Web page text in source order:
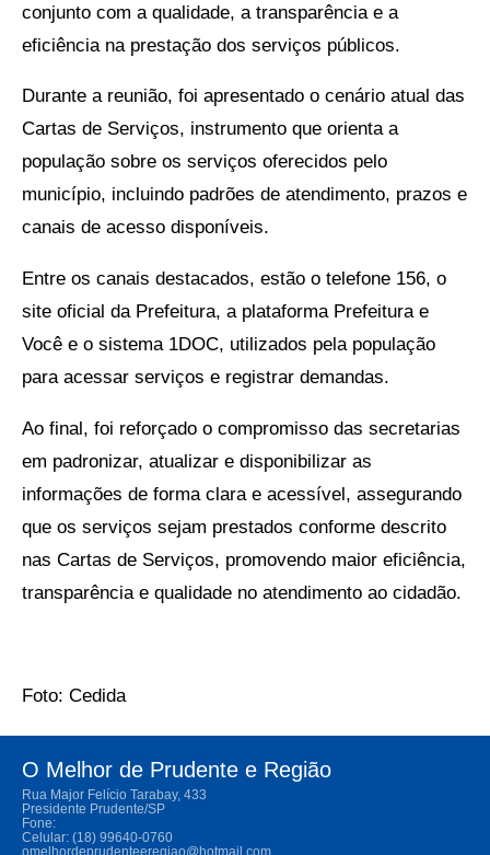
conjunto com a qualidade, a transparência e a
eficiência na prestação dos serviços públicos.
Durante a reunião, foi apresentado o cenário atual das
Cartas de Serviços, instrumento que orienta a
população sobre os serviços oferecidos pelo
município, incluindo padrões de atendimento, prazos e
canais de acesso disponíveis.
Entre os canais destacados, estão o telefone 156, o
site oficial da Prefeitura, a plataforma Prefeitura e
Você e o sistema 1DOC, utilizados pela população
para acessar serviços e registrar demandas.
Ao final, foi reforçado o compromisso das secretarias
em padronizar, atualizar e disponibilizar as
informações de forma clara e acessível, assegurando
que os serviços sejam prestados conforme descrito
nas Cartas de Serviços, promovendo maior eficiência,
transparência e qualidade no atendimento ao cidadão.
Foto: Cedida
O Melhor de Prudente e Região
Rua Major Felício Tarabay, 433
Presidente Prudente/SP
Fone:
Celular: (18) 99640-0760